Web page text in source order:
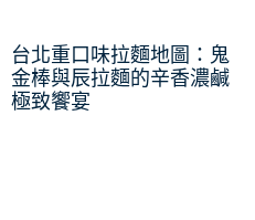
台北重口味拉麵地圖：鬼
金棒與辰拉麵的辛香濃鹹
極致饗宴